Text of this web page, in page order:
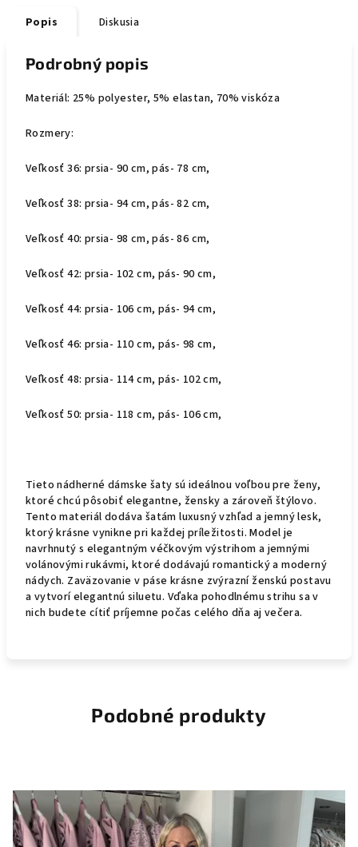
Popis Diskusia
Podrobný popis
Materiál: 25% polyester, 5% elastan, 70% viskóza
Rozmery:
Veľkosť 36: prsia- 90 cm, pás- 78 cm,
Veľkosť 38: prsia- 94 cm, pás- 82 cm,
Veľkosť 40: prsia- 98 cm, pás- 86 cm,
Veľkosť 42: prsia- 102 cm, pás- 90 cm,
Veľkosť 44: prsia- 106 cm, pás- 94 cm,
Veľkosť 46: prsia- 110 cm, pás- 98 cm,
Veľkosť 48: prsia- 114 cm, pás- 102 cm,
Veľkosť 50: prsia- 118 cm, pás- 106 cm,
Tieto nádherné dámske šaty sú ideálnou voľbou pre ženy,
ktoré chcú pôsobiť elegantne, žensky a zároveň štýlovo.
Tento materiál dodáva šatám luxusný vzhľad a jemný lesk,
ktorý krásne vynikne pri každej príležitosti. Model je
navrhnutý s elegantným véčkovým výstrihom a jemnými
volánovými rukávmi, ktoré dodávajú romantický a moderný
nádych. Zaväzovanie v páse krásne zvýrazní ženskú postavu
a vytvorí elegantnú siluetu. Vďaka pohodlnému strihu sa v
nich budete cítiť príjemne počas celého dňa aj večera.
Podobné produkty